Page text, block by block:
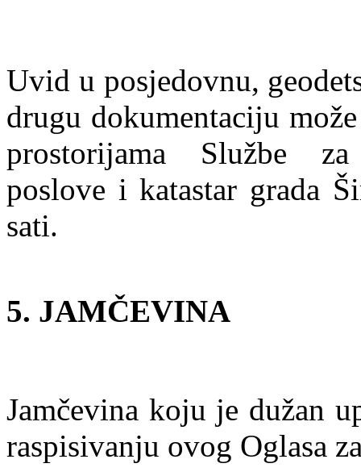
Uvid u posjedovnu,
drugu dokumentaciju
prostorijama Službe za
poslove i katastar grada
sati.
5. JAMČEVINA
Jamčevina koju je dužan
raspisivanju ovog Oglasa